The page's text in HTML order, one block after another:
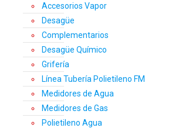
Accesorios Vapor
Desagüe
Complementarios
Desagüe Químico
Grifería
Línea Tubería Polietileno FM
Medidores de Agua
Medidores de Gas
Polietileno Agua